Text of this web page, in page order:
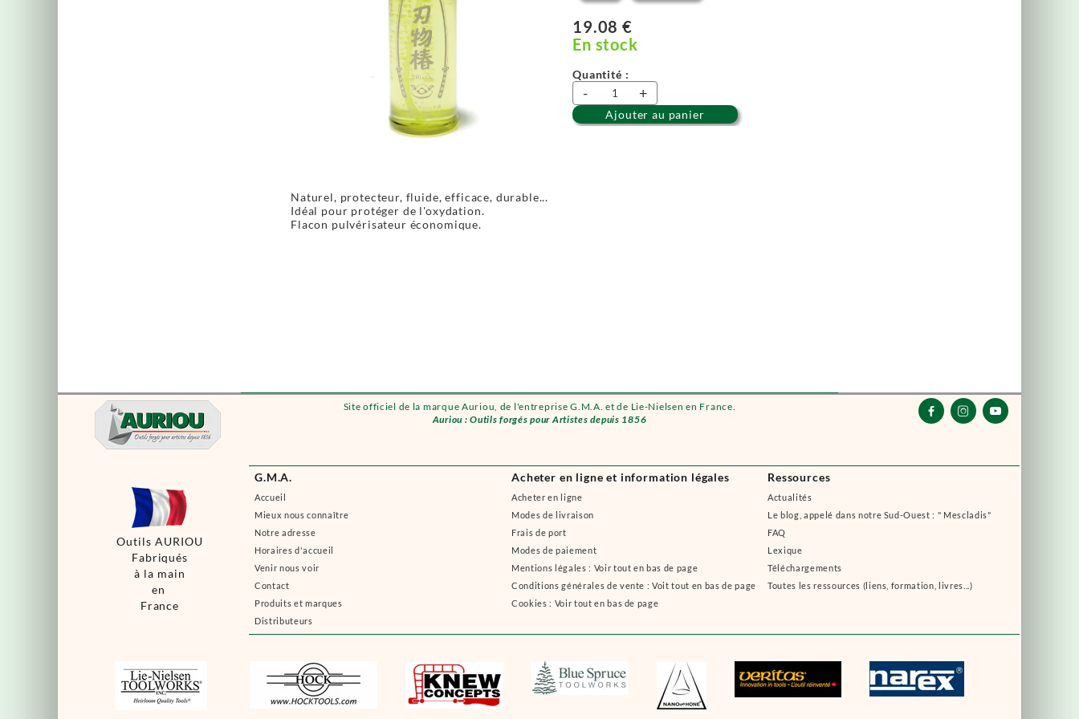
Site officiel de la marque Auriou, de l'entreprise G.M.A. et de Lie-Nielsen en France.
Auriou : Outils forgés pour Artistes depuis 1856
G.M.A.
Accueil
Mieux nous connaître
Notre adresse
Horaires d'accueil
Venir nous voir
Contact
Produits et marques
Distributeurs
Acheter en ligne et information légales
Acheter en ligne
Modes de livraison
Frais de port
Modes de paiement
Mentions légales : Voir tout en bas de page
Conditions générales de vente : Voit tout en bas de page
Cookies : Voir tout en bas de page
Ressources
Actualités
Le blog, appelé dans notre Sud-Ouest : " Mescladis"
FAQ
Lexique
Téléchargements
Toutes les ressources (liens, formation, livres...)
  
Outils AURIOU
Fabriqués
à la main
en
France
19.08 €
En stock
Quantité :
- +
Ajouter au panier
Naturel, protecteur, fluide, efficace, durable...
Idéal pour protéger de l'oxydation.
Flacon pulvérisateur économique.